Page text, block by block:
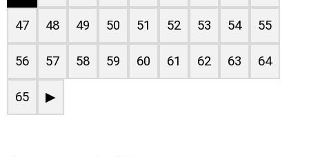
47 48 49 50 51 52 53 54 55
56 57 58 59 60 61 62 63 64
65 ▶